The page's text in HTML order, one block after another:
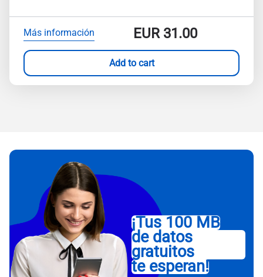
Más información EUR31.00
Add to cart
¡Tus 100 MB
de datos
gratuitos
te esperan!